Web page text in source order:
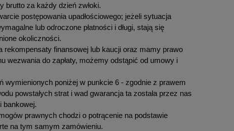
brutto za każdy dzień zwłoki.
postępowania upadłościowego; jeżeli sytuacja
lub odroczone płatności i długi, stają się
okoliczności.
rekompensaty finansowej lub kaucji oraz mamy prawo
wezwania do zapłaty, możemy odstąpić od umowy i
poniżej w punkcie 6 - zgodnie z prawem
powstałych strat i wad gwarancja ta została przez nas
bankowej.
prawnych chodzi o potrącenie na podstawie
na tym samym zamówieniu.